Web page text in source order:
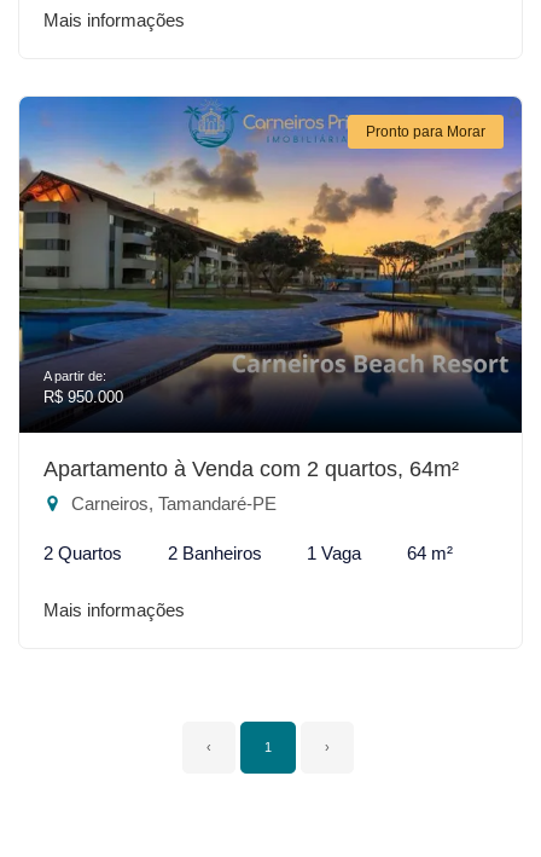
Mais informações
Pronto para Morar
A partir de:
R$ 950.000
Apartamento à Venda com 2 quartos, 64m²
Carneiros, Tamandaré-PE
2 Quartos 2 Banheiros 1 Vaga 64 m²
Mais informações
‹ 1 ›